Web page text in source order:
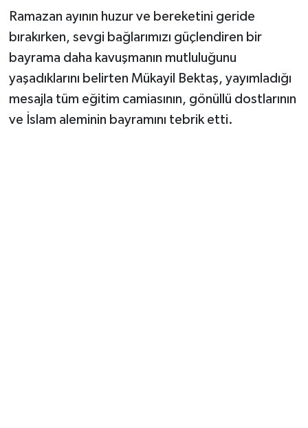
Ramazan ayının huzur ve bereketini geride
bırakırken, sevgi bağlarımızı güçlendiren bir
bayrama daha kavuşmanın mutluluğunu
yaşadıklarını belirten Mükayil Bektaş, yayımladığı
mesajla tüm eğitim camiasının, gönüllü dostlarının
ve İslam aleminin bayramını tebrik etti.